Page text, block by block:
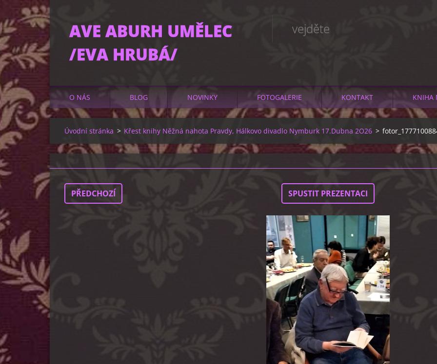
AVE ABURH UMĚLEC
/EVA HRUBÁ/
vejděte
O NÁS BLOG NOVINKY FOTOGALERIE KONTAKT KNIHA
Úvodní stránka > Křest knihy Něžná nahota Pravdy, Hálkovo divadlo Nymburk 17.Dubna 2O26 >
PŘEDCHOZÍ SPUSTIT PREZENTACI